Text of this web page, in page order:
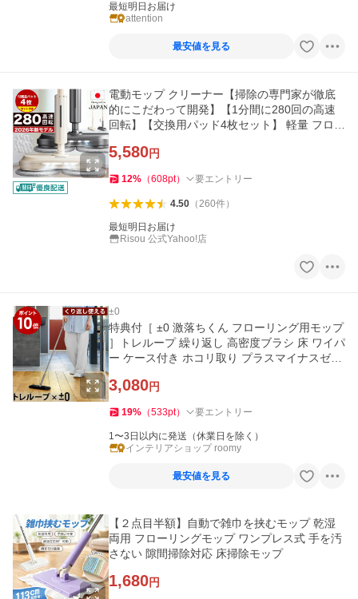
最短明日お届け
attention
最安値を見る
電動モップ クリーナー【掃除の専門家が徹底
的にこだわって開発】【1分間に280回の高速
回転】【交換用パッド4枚セット】 軽量 フロー
5,580円
12% （608pt） 要エントリー
4.50（260件）
最短明日お届け
Risou 公式Yahoo!店
±0
特典付［ ±0 激落ちくん フローリング用モップ
］トレループ 繰り返し 高密度ブラシ 床 ワイパ
ー ケース付き ホコリ取り プラスマイナスゼロ
3,080円
19% （533pt） 要エントリー
1〜3日以内に発送（休業日を除く）
インテリアショップ roomy
最安値を見る
【２点目半額】自動で雑巾を挟むモップ 乾湿
両用 フローリングモップ ワンプレス式 手を汚
さない 隙間掃除対応 床掃除モップ
1,680円